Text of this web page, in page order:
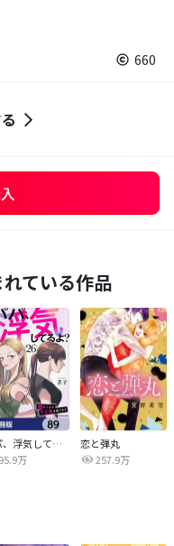
660
ている作品
パパ、浮気してるよ？娘と二人でクズ夫を捨てます【分冊版】
95.9万
恋と弾丸
257.9万